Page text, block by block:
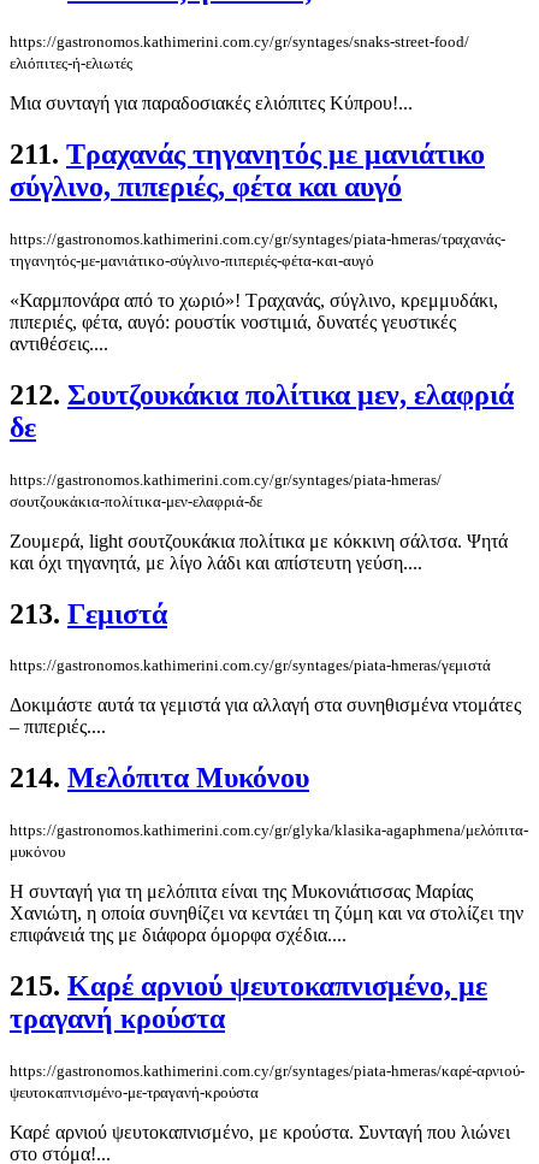
https://gastronomos.kathimerini.com.cy/gr/syntages/snaks-street-food/
ελιόπιτες-ή-ελιωτές
Μια συνταγή για παραδοσιακές ελιόπιτες Κύπρου!...
211. Τραχανάς τηγανητός με μανιάτικο
σύγλινο, πιπεριές, φέτα και αυγό
https://gastronomos.kathimerini.com.cy/gr/syntages/piata-hmeras/τραχανάς-
τηγανητός-με-μανιάτικο-σύγλινο-πιπεριές-φέτα-και-αυγό
«Καρμπονάρα από το χωριό»! Τραχανάς, σύγλινο, κρεμμυδάκι,
πιπεριές, φέτα, αυγό: ρουστίκ νοστιμιά, δυνατές γευστικές
αντιθέσεις....
212. Σουτζουκάκια πολίτικα μεν, ελαφριά
δε
https://gastronomos.kathimerini.com.cy/gr/syntages/piata-hmeras/
σουτζουκάκια-πολίτικα-μεν-ελαφριά-δε
Ζουμερά, light σουτζουκάκια πολίτικα με κόκκινη σάλτσα. Ψητά
και όχι τηγανητά, με λίγο λάδι και απίστευτη γεύση....
213. Γεμιστά
https://gastronomos.kathimerini.com.cy/gr/syntages/piata-hmeras/γεμιστά
Δοκιμάστε αυτά τα γεμιστά για αλλαγή στα συνηθισμένα ντομάτες
– πιπεριές....
214. Μελόπιτα Μυκόνου
https://gastronomos.kathimerini.com.cy/gr/glyka/klasika-agaphmena/μελόπιτα-
μυκόνου
Η συνταγή για τη μελόπιτα είναι της Μυκονιάτισσας Μαρίας
Χανιώτη, η οποία συνηθίζει να κεντάει τη ζύμη και να στολίζει την
επιφάνειά της με διάφορα όμορφα σχέδια....
215. Καρέ αρνιού ψευτοκαπνισμένο, με
τραγανή κρούστα
https://gastronomos.kathimerini.com.cy/gr/syntages/piata-hmeras/καρέ-αρνιού-
ψευτοκαπνισμένο-με-τραγανή-κρούστα
Καρέ αρνιού ψευτοκαπνισμένο, με κρούστα. Συνταγή που λιώνει
στο στόμα!...